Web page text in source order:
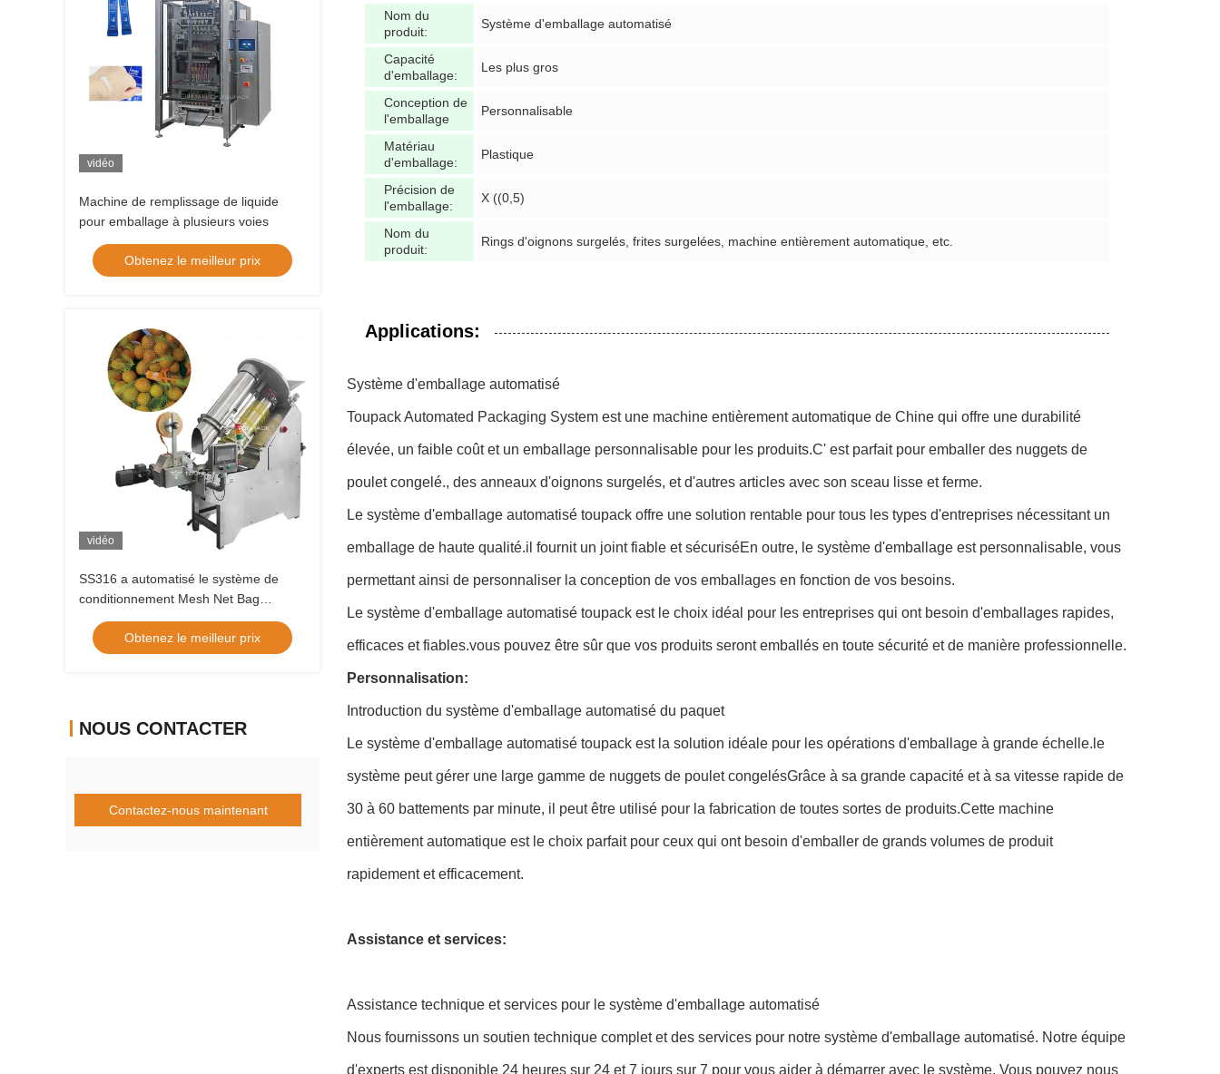
vidéo
Machine de remplissage de liquide
pour emballage à plusieurs voies
Obtenez le meilleur prix
vidéo
SS316 a automatisé le système de
conditionnement Mesh Net Bag
Packaging Equipment en nylon
Obtenez le meilleur prix
NOUS CONTACTER
Contactez-nous maintenant
Nom du
produit:
Système d'emballage automatisé
Capacité
d'emballage:
Les plus gros
Conception de
l'emballage
Personnalisable
Matériau
d'emballage:
Plastique
Précision de
l'emballage:
X ((0,5)
Nom du
produit:
Rings d'oignons surgelés, frites surgelées, machine entièrement automatique, etc.
Applications:
Système d'emballage automatisé
Toupack Automated Packaging System est une machine entièrement automatique de Chine qui offre une durabilité
élevée, un faible coût et un emballage personnalisable pour les produits.C' est parfait pour emballer des nuggets de
poulet congelé., des anneaux d'oignons surgelés, et d'autres articles avec son sceau lisse et ferme.
Le système d'emballage automatisé toupack offre une solution rentable pour tous les types d'entreprises nécessitant un
emballage de haute qualité.il fournit un joint fiable et sécuriséEn outre, le système d'emballage est personnalisable, vous
permettant ainsi de personnaliser la conception de vos emballages en fonction de vos besoins.
Le système d'emballage automatisé toupack est le choix idéal pour les entreprises qui ont besoin d'emballages rapides,
efficaces et fiables.vous pouvez être sûr que vos produits seront emballés en toute sécurité et de manière professionnelle.
Personnalisation:
Introduction du système d'emballage automatisé du paquet
Le système d'emballage automatisé toupack est la solution idéale pour les opérations d'emballage à grande échelle.le
système peut gérer une large gamme de nuggets de poulet congelésGrâce à sa grande capacité et à sa vitesse rapide de
30 à 60 battements par minute, il peut être utilisé pour la fabrication de toutes sortes de produits.Cette machine
entièrement automatique est le choix parfait pour ceux qui ont besoin d'emballer de grands volumes de produit
rapidement et efficacement.
Assistance et services:
Assistance technique et services pour le système d'emballage automatisé
Nous fournissons un soutien technique complet et des services pour notre système d'emballage automatisé. Notre équipe
d'experts est disponible 24 heures sur 24 et 7 jours sur 7 pour vous aider à démarrer avec le système. Vous pouvez nous